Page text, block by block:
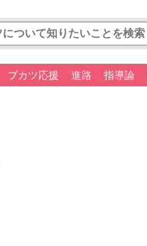
ブカツ応援 進路 指導論